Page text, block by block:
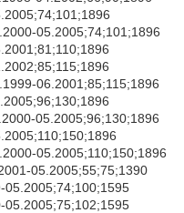
05.2005;74;101;1896
06.2001;85;115;1896
05.2005;96;130;1896
05.2005;110;150;1896
05.2005;55;75;1390
05.2005;74;100;1595
05.2005;75;102;1595